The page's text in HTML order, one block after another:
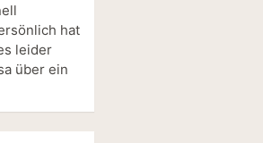
hat
leider
über ein